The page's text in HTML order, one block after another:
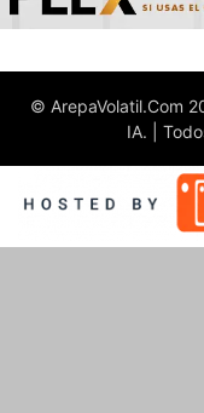
© ArepaVolatil.Com
IA. |